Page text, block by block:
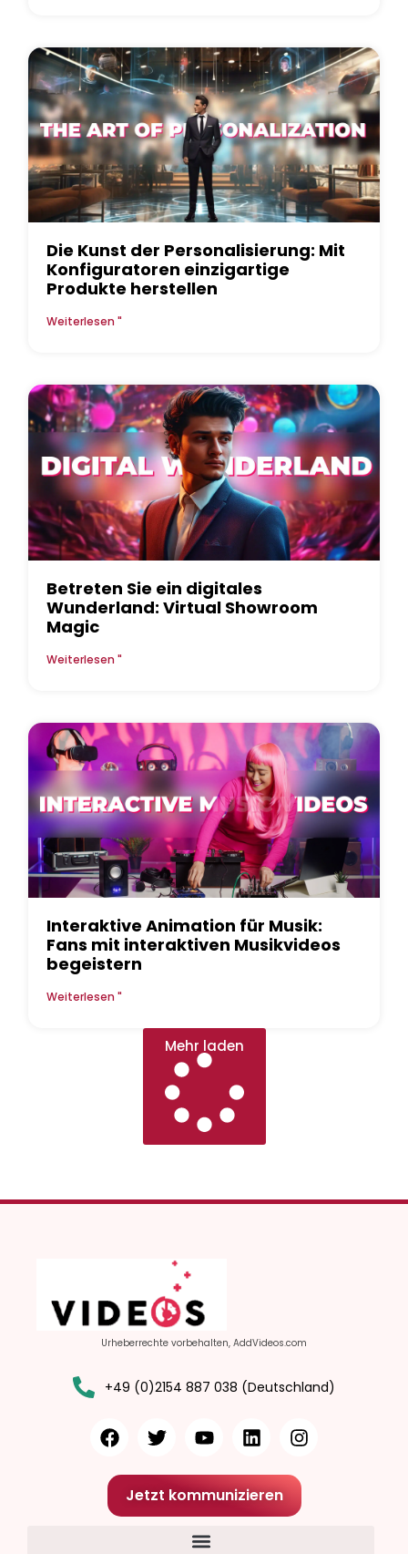
Die Kunst der Personalisierung: Mit
Konfiguratoren einzigartige
Produkte herstellen
Weiterlesen "
Betreten Sie ein digitales
Wunderland: Virtual Showroom
Magic
Weiterlesen "
Interaktive Animation für Musik:
Fans mit interaktiven Musikvideos
begeistern
Weiterlesen "
Mehr laden
Urheberrechte vorbehalten, AddVideos.com
+49 (0)2154 887 038 (Deutschland)
Jetzt kommunizieren